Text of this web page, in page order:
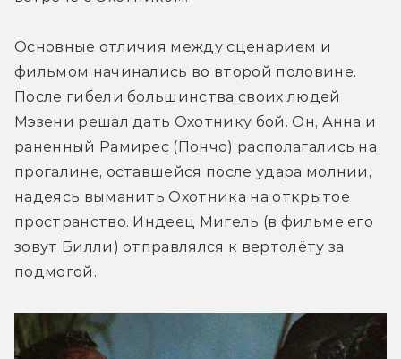
Основные отличия между сценарием и
фильмом начинались во второй половине.
После гибели большинства своих людей
Мэзени решал дать Охотнику бой. Он, Анна и
раненный Рамирес (Пончо) располагались на
прогалине, оставшейся после удара молнии,
надеясь выманить Охотника на открытое
пространство. Индеец Мигель (в фильме его
зовут Билли) отправлялся к вертолёту за
подмогой.